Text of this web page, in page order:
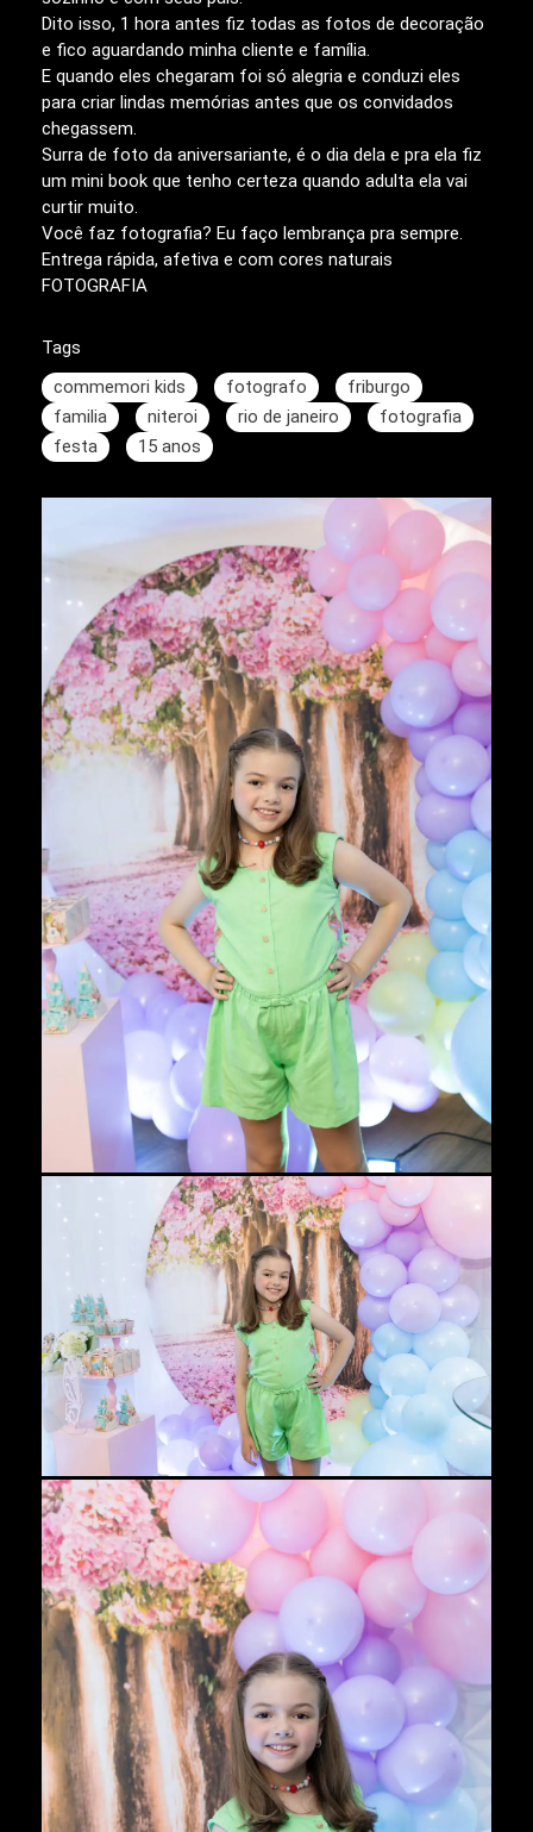
Dito isso, 1 hora antes fiz todas as fotos de decoração
e fico aguardando minha cliente e família.
E quando eles chegaram foi só alegria e conduzi eles
para criar lindas memórias antes que os convidados
chegassem.
Surra de foto da aniversariante, é o dia dela e pra ela fiz
um mini book que tenho certeza quando adulta ela vai
curtir muito.
Você faz fotografia? Eu faço lembrança pra sempre.
Entrega rápida, afetiva e com cores naturais
FOTOGRAFIA
Tags
commemori kids
fotografo
friburgo
familia
niteroi rio de janeiro
fotografia
festa
15 anos